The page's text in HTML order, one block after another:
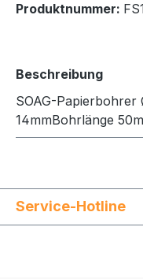
Produktnummer:
Beschreibung
SOAG-
14mmBohrlänge
Service-Hotline